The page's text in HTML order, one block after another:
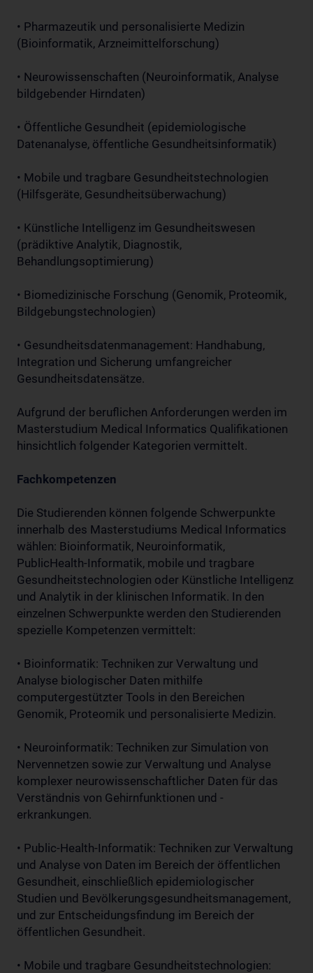
• Pharmazeutik und personalisierte Medizin
(Bioinformatik, Arzneimittelforschung)
• Neurowissenschaften (Neuroinformatik, Analyse
bildgebender Hirndaten)
• Öffentliche Gesundheit (epidemiologische
Datenanalyse, öffentliche Gesundheitsinformatik)
• Mobile und tragbare Gesundheitstechnologien
(Hilfsgeräte, Gesundheitsüberwachung)
• Künstliche Intelligenz im Gesundheitswesen
(prädiktive Analytik, Diagnostik,
Behandlungsoptimierung)
• Biomedizinische Forschung (Genomik, Proteomik,
Bildgebungstechnologien)
• Gesundheitsdatenmanagement: Handhabung,
Integration und Sicherung umfangreicher
Gesundheitsdatensätze.
Aufgrund der beruflichen Anforderungen werden im
Masterstudium Medical Informatics Qualifikationen
hinsichtlich folgender Kategorien vermittelt.
Fachkompetenzen
Die Studierenden können folgende Schwerpunkte
innerhalb des Masterstudiums Medical Informatics
wählen: Bioinformatik, Neuroinformatik,
PublicHealth-Informatik, mobile und tragbare
Gesundheitstechnologien oder Künstliche Intelligenz
und Analytik in der klinischen Informatik. In den
einzelnen Schwerpunkte werden den Studierenden
spezielle Kompetenzen vermittelt:
• Bioinformatik: Techniken zur Verwaltung und
Analyse biologischer Daten mithilfe
computergestützter Tools in den Bereichen
Genomik, Proteomik und personalisierte Medizin.
• Neuroinformatik: Techniken zur Simulation von
Nervennetzen sowie zur Verwaltung und Analyse
komplexer neurowissenschaftlicher Daten für das
Verständnis von Gehirnfunktionen und -
erkrankungen.
• Public-Health-Informatik: Techniken zur Verwaltung
und Analyse von Daten im Bereich der öffentlichen
Gesundheit, einschließlich epidemiologischer
Studien und Bevölkerungsgesundheitsmanagement,
und zur Entscheidungsfindung im Bereich der
öffentlichen Gesundheit.
• Mobile und tragbare Gesundheitstechnologien: